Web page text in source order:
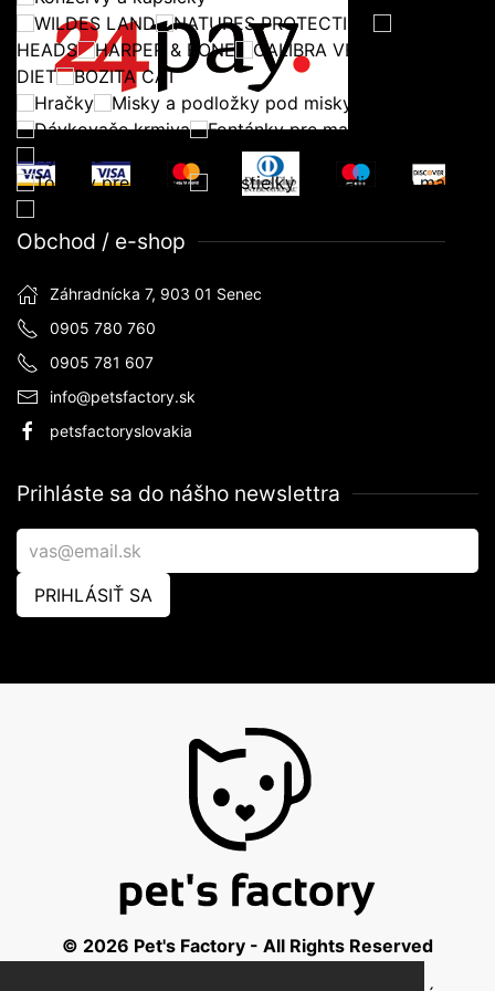
WILDES LAND
NATURES PROTECTION
HEADS
HARPER & BONE
CALIBRA VETERINARY
DIET
BOZITA CAT
Hračky
Misky a podložky pod misky
Dávkovače krmiva
Fontánky pre mačky
Hygiena
Toalety pre mačky
Podstielky do toaliet pre mačky
Obchod / e-shop
Záhradnícka 7, 903 01 Senec
0905 780 760
0905 781 607
info@petsfactory.sk
petsfactoryslovakia
Prihláste sa do nášho newslettra
PRIHLÁSIŤ SA
© 2026 Pet's Factory - All Rights Reserved